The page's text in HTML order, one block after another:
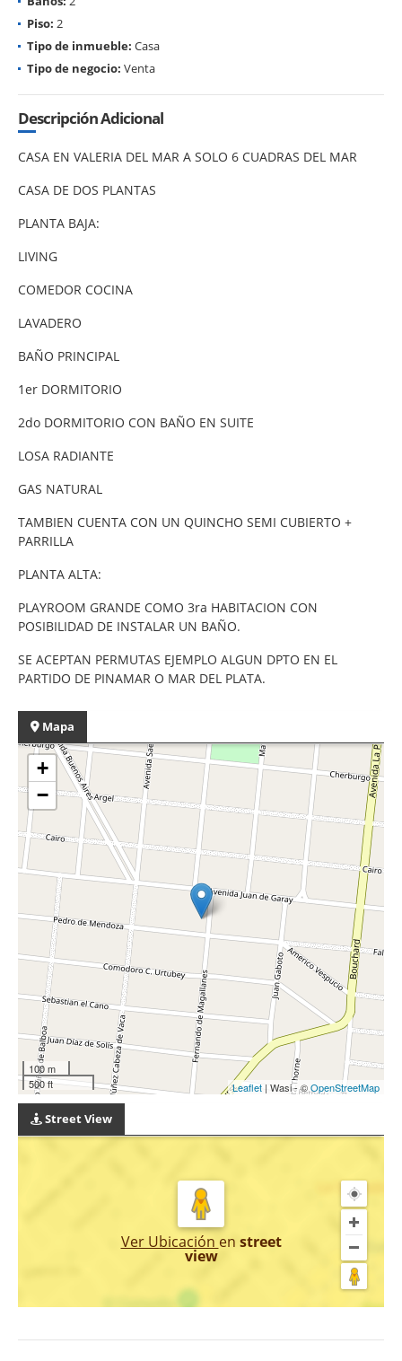
Piso: 2
Tipo de inmueble: Casa
Tipo de negocio: Venta
Descripción Adicional
CASA EN VALERIA DEL MAR A SOLO 6 CUADRAS DEL MAR
CASA DE DOS PLANTAS
PLANTA BAJA:
LIVING
COMEDOR COCINA
LAVADERO
BAÑO PRINCIPAL
1er DORMITORIO
2do DORMITORIO CON BAÑO EN SUITE
LOSA RADIANTE
GAS NATURAL
TAMBIEN CUENTA CON UN QUINCHO SEMI CUBIERTO +
PARRILLA
PLANTA ALTA:
PLAYROOM GRANDE COMO 3ra HABITACION CON
POSIBILIDAD DE INSTALAR UN BAÑO.
SE ACEPTAN PERMUTAS EJEMPLO ALGUN DPTO EN EL
PARTIDO DE PINAMAR O MAR DEL PLATA.
Mapa
+
−
100 m
500 ft
Leaflet | Wasi - ©OpenStreetMap
Street View
Ver Ubicación en street
view